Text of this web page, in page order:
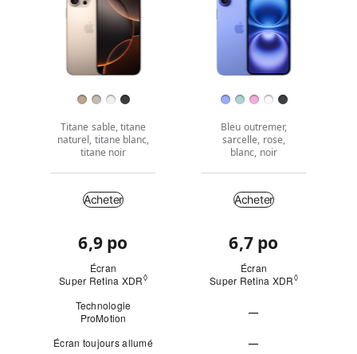
comparer.
Titane sable, titane
naturel, titane blanc,
titane noir
Bleu outremer,
sarcelle, rose,
blanc, noir
Acheter Acheter
Coup6,9 po
Écran
Super Retina XDR◊Mention légale
Technologie
ProMotion
Écran toujours allumé
6,7 po
Écran
Super Retina XDR◊Mention
—
—